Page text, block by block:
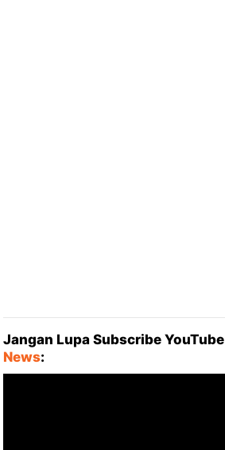
Jangan Lupa Subscribe YouTube
News: